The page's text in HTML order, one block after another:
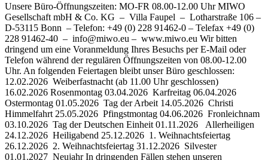
Unsere Büro-Öffnungszeiten: MO-FR 08.00-12.00 Uhr MIWO
Gesellschaft mbH & Co. KG – Villa Faupel – Lotharstraße 106 –
D-53115 Bonn – Telefon: +49 (0) 228 91462-0 – Telefax +49 (0)
228 91462-40 – info@miwo.eu – www.miwo.eu Wir bitten
dringend um eine Voranmeldung Ihres Besuchs per E-Mail oder
Telefon während der regulären Öffnungszeiten von 08.00-12.00
Uhr. An folgenden Feiertagen bleibt unser Büro geschlossen:
12.02.2026 Weiberfastnacht (ab 11.00 Uhr geschlossen)
16.02.2026 Rosenmontag 03.04.2026 Karfreitag 06.04.2026
Ostermontag 01.05.2026 Tag der Arbeit 14.05.2026 Christi
Himmelfahrt 25.05.2026 Pfingstmontag 04.06.2026 Fronleichnam
03.10.2026 Tag der Deutschen Einheit 01.11.2026 Allerheiligen
24.12.2026 Heiligabend 25.12.2026 1. Weihnachtsfeiertag
26.12.2026 2. Weihnachtsfeiertag 31.12.2026 Silvester
01.01.2027 Neujahr In dringenden Fällen stehen unseren